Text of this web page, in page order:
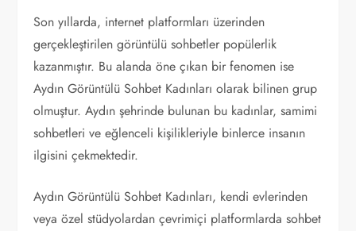
Son yıllarda, internet platformları üzerinden
gerçekleştirilen görüntülü sohbetler popülerlik
kazanmıştır. Bu alanda öne çıkan bir fenomen ise
Aydın Görüntülü Sohbet Kadınları olarak bilinen grup
olmuştur. Aydın şehrinde bulunan bu kadınlar, samimi
sohbetleri ve eğlenceli kişilikleriyle binlerce insanın
ilgisini çekmektedir.
Aydın Görüntülü Sohbet Kadınları, kendi evlerinden
veya özel stüdyolardan çevrimiçi platformlarda sohbet